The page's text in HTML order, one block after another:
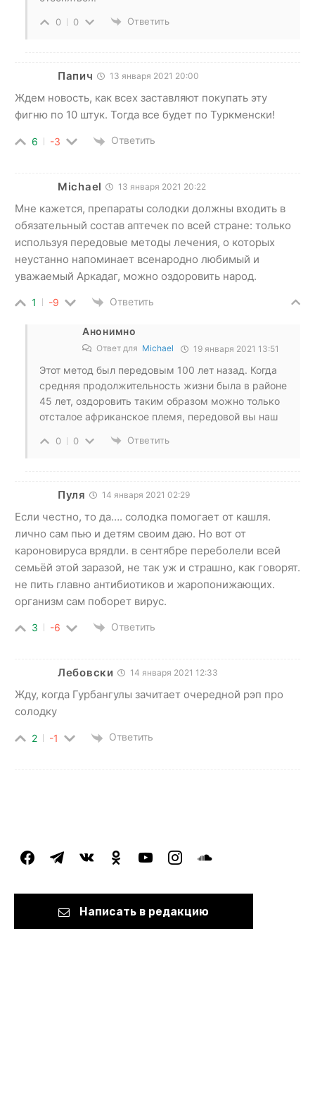
0 0 Ответить
Папич 13 января 2021 20:00
Ждем новость, как всех заставляют покупать эту
фигню по 10 штук. Тогда все будет по Туркменски!
6 -3 Ответить
Michael 13 января 2021 20:22
Мне кажется, препараты солодки должны входить в
обязательный состав аптечек по всей стране: только
используя передовые методы лечения, о которых
неустанно напоминает всенародно любимый и
уважаемый Аркадаг, можно оздоровить народ.
1 -9 Ответить
Анонимно
Ответ для Michael 19 января 2021 13:51
Этот метод был передовым 100 лет назад. Когда
средняя продолжительность жизни была в районе
45 лет, оздоровить таким образом можно только
отсталое африканское племя, передовой вы наш
0 0 Ответить
Пуля 14 января 2021 02:29
Если честно, то да…. солодка помогает от кашля.
лично сам пью и детям своим даю. Но вот от
кароновируса врядли. в сентябре переболели всей
семьёй этой заразой, не так уж и страшно, как говорят.
не пить главно антибиотиков и жаропонижающих.
организм сам поборет вирус.
3 -6 Ответить
Лебовски 14 января 2021 12:33
Жду, когда Гурбангулы зачитает очередной рэп про
солодку
2 -1 Ответить
facebooktelegramvkontakteodnoklassniki
youtubeinstagramsoundcloud
Написать в редакцию